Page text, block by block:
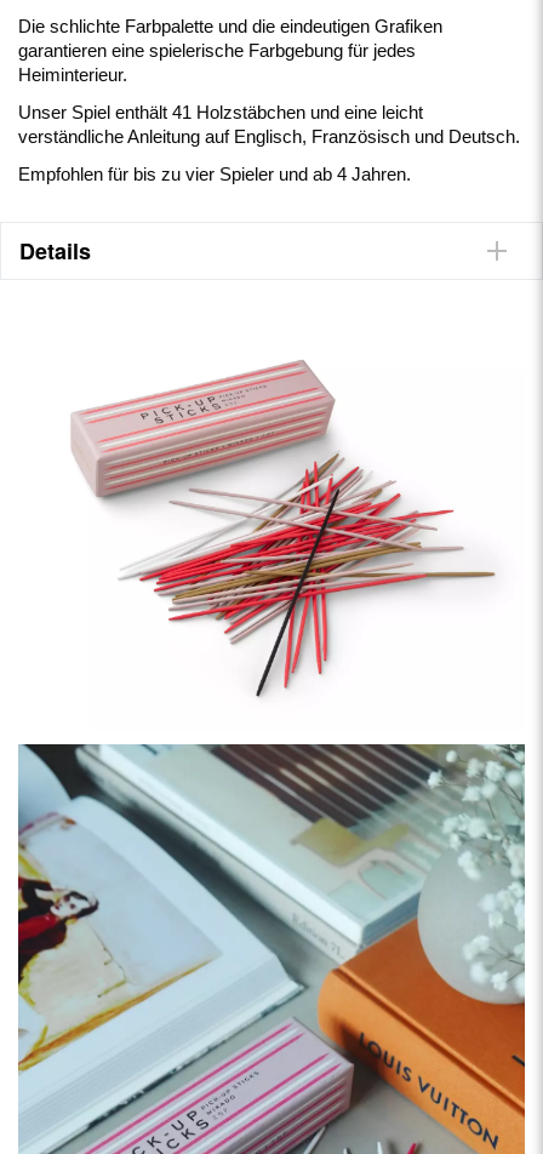
Die schlichte Farbpalette und die eindeutigen Grafiken
garantieren eine spielerische Farbgebung für jedes
Heiminterieur.
Unser Spiel enthält 41 Holzstäbchen und eine leicht
verständliche Anleitung auf Englisch, Französisch und Deutsch.
Empfohlen für bis zu vier Spieler und ab 4 Jahren.
Details